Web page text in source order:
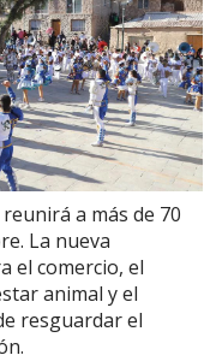
a más de 70
La nueva
el comercio, el
animal y el
resguardar el